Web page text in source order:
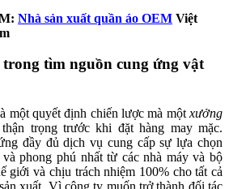
Nhà sản xuất quần áo OEM Việt
tìm nguồn cung ứng vật
một quyết định chiến lược mà một xưởng
thận trọng trước khi đặt hàng may mặc.
đầy đủ dịch vụ cung cấp sự lựa chọn
phong phú nhất từ ​​​​các nhà máy và bộ
giới và chịu trách nhiệm 100% cho tất cả